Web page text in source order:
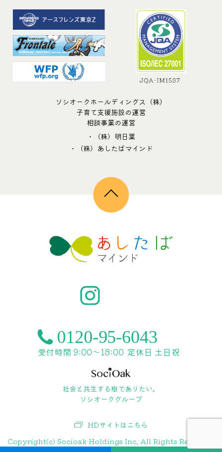
ソシオークホールディングス（株）
子育て支援施設の運営
相談事業の運営
・（株）明日葉
・（株）あしたばマインド
受付時間 9:00〜18:00 定休日 土日祝
社会と共生する樹でありたい。
ソシオークグループ
HDサイトはこちら
Copyright(c) Socioak Holdings Inc. All Rights Reserved.